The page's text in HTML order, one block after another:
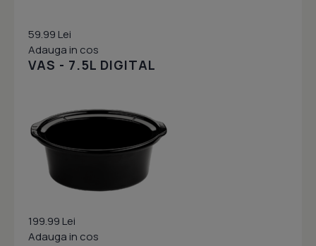
59.99 Lei
Adauga in cos
VAS - 7.5L DIGITAL
199.99 Lei
Adauga in cos